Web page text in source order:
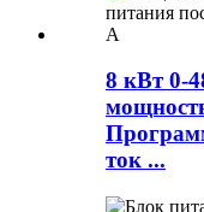
8 кВт 0-
ток ...